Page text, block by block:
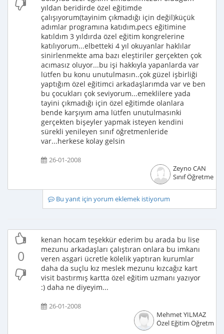
yıldan beridirde özel eğitimde
çalışıyorum(tayinim çıkmadığı için değil)küçük
adımlar programına katıdım,pecs eğitimine
katıldım 3 yıldırda özel eğitim kongrelerine
katılıyorum...elbetteki 4 yıl okuyanlar haklılar
sinirlenmekte ama bazı eleştiriler gerçekten çok
acımasız oluyor...bu işi hakkıyla yapanlarda var
lütfen bu konu unutulmasın..çok güzel işbirliği
yaptığım özel eğitimci arkadaşlarımda var ve ben
bu çocukları çok seviyorum...emeklilere yada
tayini çıkmadığı için özel eğitimde olanlara
bende karşıyım ama lütfen unutulmasınki
gerçekten bişeyler yapmak isteyen kendini
sürekli yenileyen sınıf öğretmenleride
var...herkese kolay gelsin
26-01-2008
Zeyno CAN
Sınıf Öğretmeni
Bu yanıt için yorum eklemek istiyorum
0
kenan hocam teşekkür ederim bu arada bu lise
mezunu arkadaşları çalıştıran onlara bu imkanı
veren asgari ücretle kölelik yaptıran kurumlar
daha da suçlu kız meslek mezunu kızcağız kart
visit bastırmış kartta özel eğitim uzmanı yazıyor
:) daha ne diyeyim...
26-01-2008
Mehmet YILMAZ
Özel Eğitim Öğretmeni